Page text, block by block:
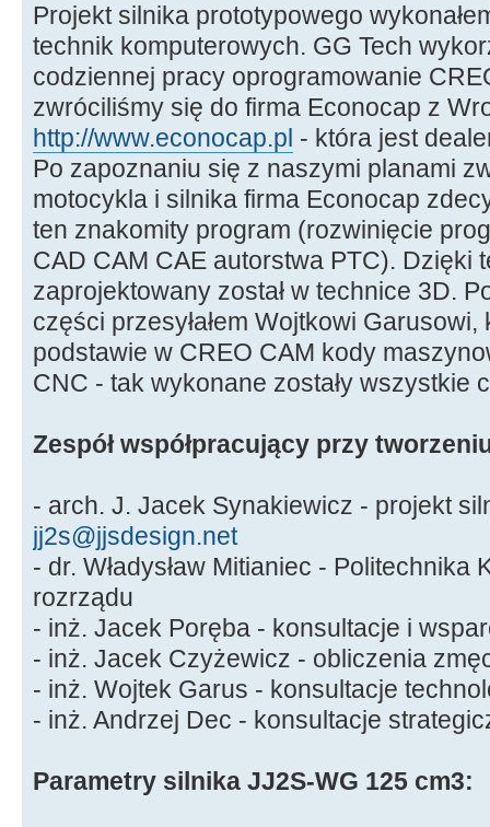
Projekt silnika prototypowego
technik komputerowych. GG Tech
codziennej pracy oprogramowanie
zwróciliśmy się do firma Econocap z
http://www.econocap.pl - która jest
Po zapoznaniu się z naszymi planami
motocykla i silnika firma Econocap
ten znakomity program (rozwinięcie
CAD CAM CAE autorstwa PTC). Dzięki
zaprojektowany został w technice 3D.
części przesyłałem Wojtkowi Garusowi,
podstawie w CREO CAM kody
CNC - tak wykonane zostały wszystkie
Zespół współpracujący przy
- arch. J. Jacek Synakiewicz - projekt
jj2s@jjsdesign.net
- dr. Władysław Mitianiec - Politechnika
rozrządu
- inż. Jacek Poręba - konsultacje i
- inż. Jacek Czyżewicz - obliczenia
- inż. Wojtek Garus - konsultacje
- inż. Andrzej Dec - konsultacje
Parametry silnika JJ2S-WG 125 cm3: